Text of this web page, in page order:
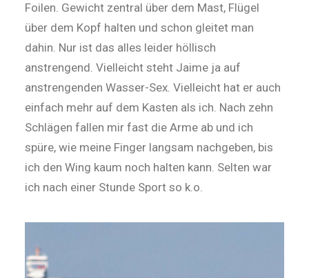
Foilen. Gewicht zentral über dem Mast, Flügel
über dem Kopf halten und schon gleitet man
dahin. Nur ist das alles leider höllisch
anstrengend. Vielleicht steht Jaime ja auf
anstrengenden Wasser-Sex. Vielleicht hat er auch
einfach mehr auf dem Kasten als ich. Nach zehn
Schlägen fallen mir fast die Arme ab und ich
spüre, wie meine Finger langsam nachgeben, bis
ich den Wing kaum noch halten kann. Selten war
ich nach einer Stunde Sport so k.o.